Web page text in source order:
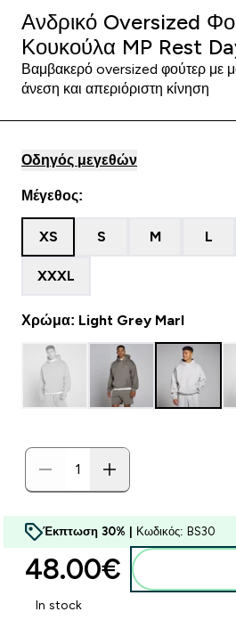
Ανδρικό Oversized
Κουκούλα MP Rest
Βαμβακερό oversized φούτερ με
άνεση και απεριόριστη κίνηση
Οδηγός μεγεθών
Μέγεθος:
XS S M L
XXXL
Χρώμα: Light Grey Marl
Έκπτωση 30% | Κωδικός: BS30
48.00€‎
In stock